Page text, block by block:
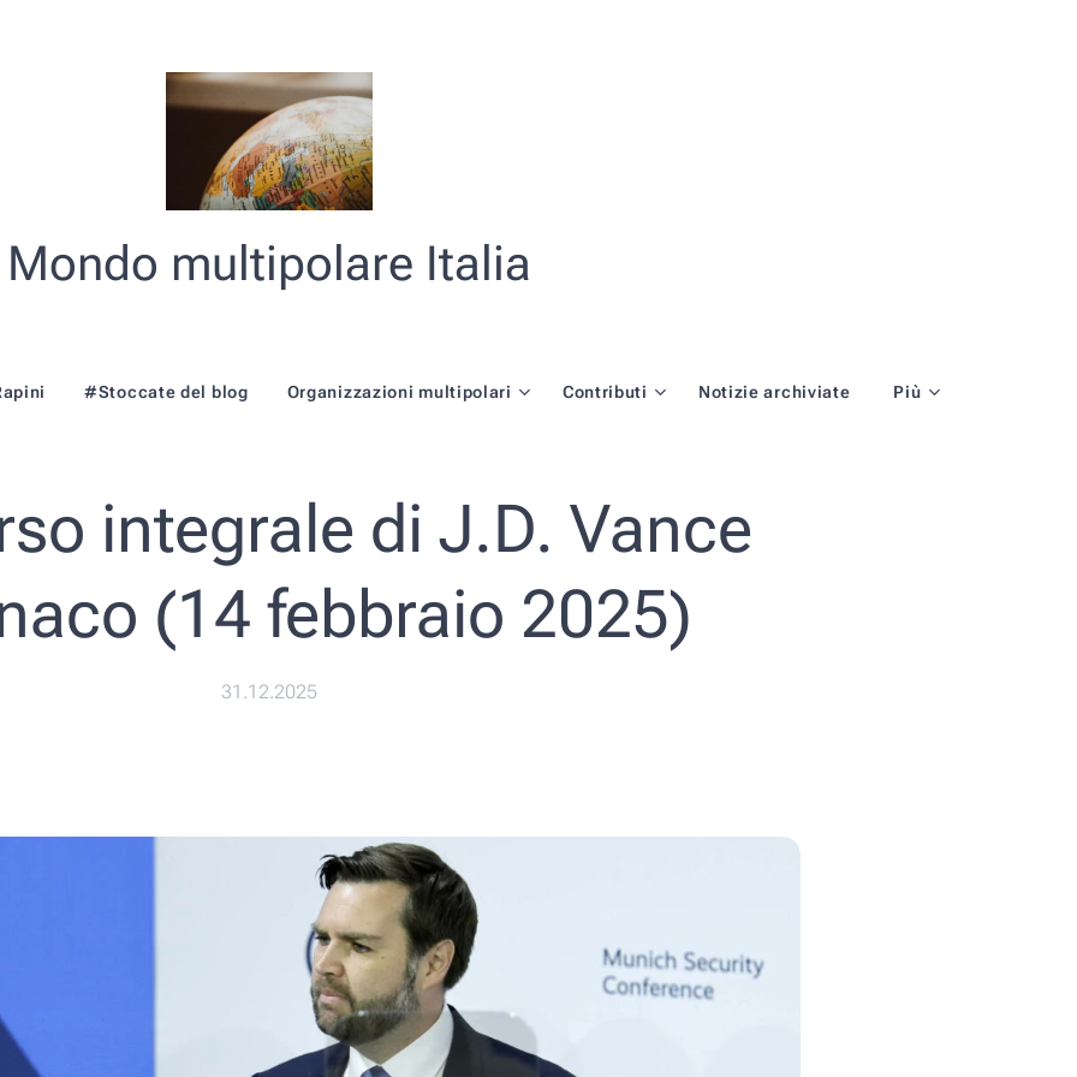
Mondo multipolare Italia
#Stoccate del blog Organizzazioni multipolari Contributi Notizie archiviate Più
integrale di J.D. Vance
(14 febbraio 2025)
31.12.2025